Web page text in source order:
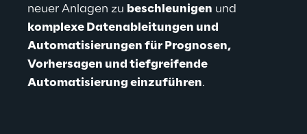
neuer Anlagen zu beschleunigen und
komplexe Datenableitungen und
Automatisierungen für Prognosen,
Vorhersagen und tiefgreifende
Automatisierung einzuführen.